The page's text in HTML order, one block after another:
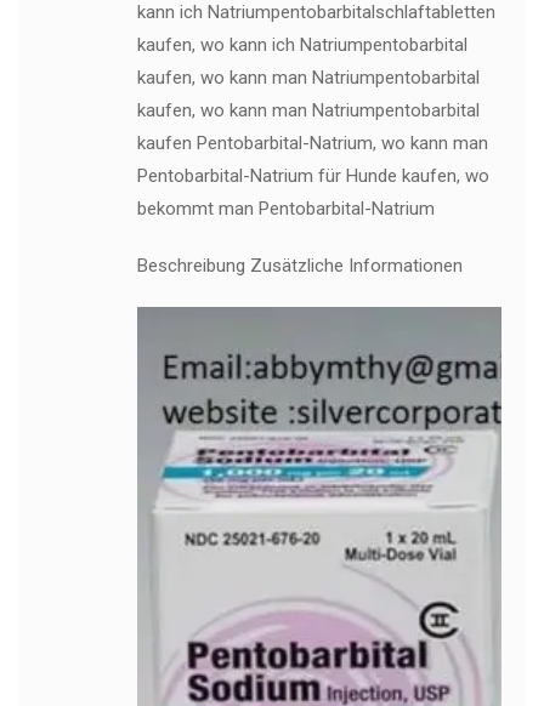
kann ich Natriumpentobarbitalschlaftabletten
kaufen, wo kann ich Natriumpentobarbital
kaufen, wo kann man Natriumpentobarbital
kaufen, wo kann man Natriumpentobarbital
kaufen Pentobarbital-Natrium, wo kann man
Pentobarbital-Natrium für Hunde kaufen, wo
bekommt man Pentobarbital-Natrium
Beschreibung Zusätzliche Informationen